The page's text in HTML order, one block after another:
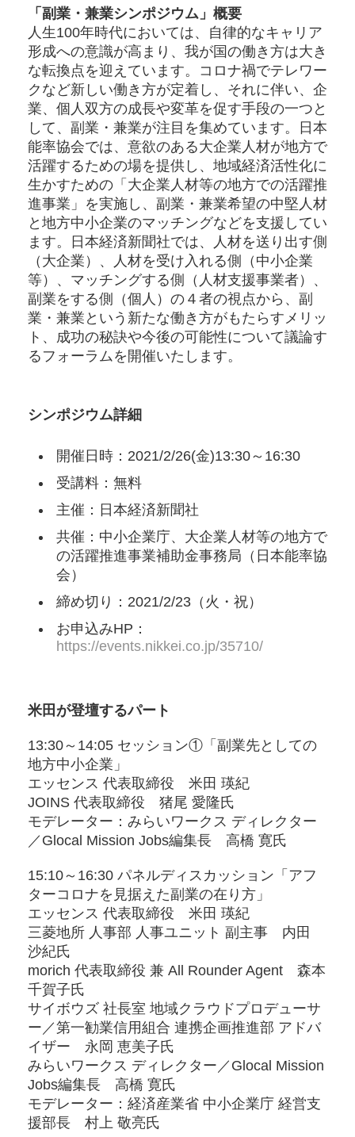
「副業・兼業シンポジウム」概要
人生100年時代においては、自律的なキャリア
形成への意識が高まり、我が国の働き方は大き
な転換点を迎えています。コロナ禍でテレワー
クなど新しい働き方が定着し、それに伴い、企
業、個人双方の成長や変革を促す手段の一つと
して、副業・兼業が注目を集めています。日本
能率協会では、意欲のある大企業人材が地方で
活躍するための場を提供し、地域経済活性化に
生かすための「大企業人材等の地方での活躍推
進事業」を実施し、副業・兼業希望の中堅人材
と地方中小企業のマッチングなどを支援してい
ます。日本経済新聞社では、人材を送り出す側
（大企業）、人材を受け入れる側（中小企業
等）、マッチングする側（人材支援事業者）、
副業をする側（個人）の４者の視点から、副
業・兼業という新たな働き方がもたらすメリッ
ト、成功の秘訣や今後の可能性について議論す
るフォーラムを開催いたします。
シンポジウム詳細
開催日時：2021/2/26(金)13:30～16:30
受講料：無料
主催：日本経済新聞社
共催：中小企業庁、大企業人材等の地方で
の活躍推進事業補助金事務局（日本能率協
会）
締め切り：2021/2/23（火・祝）
お申込みHP：
https://events.nikkei.co.jp/35710/
米田が登壇するパート
13:30～14:05 セッション①「副業先としての
地方中小企業」
エッセンス 代表取締役 米田 瑛紀
JOINS 代表取締役 猪尾 愛隆氏
モデレーター：みらいワークス ディレクター
／Glocal Mission Jobs編集長 高橋 寛氏
15:10～16:30 パネルディスカッション「アフ
ターコロナを見据えた副業の在り方」
エッセンス 代表取締役 米田 瑛紀
三菱地所 人事部 人事ユニット 副主事 内田
沙紀氏
morich 代表取締役 兼 All Rounder Agent 森本
千賀子氏
サイボウズ 社長室 地域クラウドプロデューサ
ー／第一勧業信用組合 連携企画推進部 アドバ
イザー 永岡 恵美子氏
みらいワークス ディレクター／Glocal Mission
Jobs編集長 高橋 寛氏
モデレーター：経済産業省 中小企業庁 経営支
援部長 村上 敬亮氏